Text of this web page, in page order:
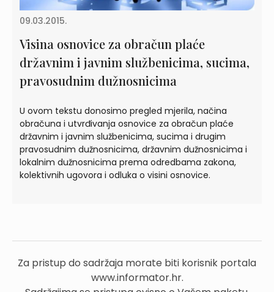
09.03.2015.
Visina osnovice za obračun plaće
državnim i javnim službenicima, sucima,
pravosudnim dužnosnicima
U ovom tekstu donosimo pregled mjerila, načina
obračuna i utvrđivanja osnovice za obračun plaće
državnim i javnim službenicima, sucima i drugim
pravosudnim dužnosnicima, državnim dužnosnicima i
lokalnim dužnosnicima prema odredbama zakona,
kolektivnih ugovora i odluka o visini osnovice.
Za pristup do sadržaja morate biti korisnik portala
www.informator.hr.